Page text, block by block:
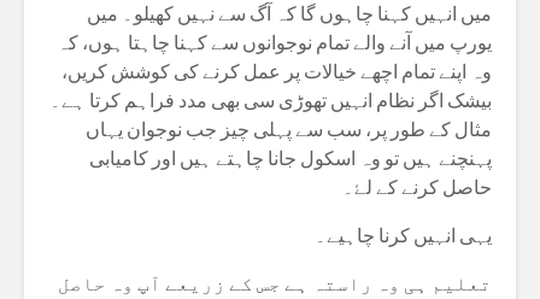
میں انہیں کہنا چاہوں گا کہ آگ سے نہیں کھیلو۔ میں
یورپ میں آنے والے تمام نوجوانوں سے کہنا چاہتا ہوں، کہ
وہ اپنے تمام اچھے خیالات پر عمل کرنے کی کوشش کریں،
بیشک اگر نظام انہیں تھوڑی سی بھی مدد فراہم کرتا ہے۔
مثال کے طور پر، سب سے پہلی چیز جب نوجوان یہاں
پہنچنے ہیں تو وہ اسکول جانا چاہتے ہیں اور کامیابی
حاصل کرنے کے لۓ۔
یہی انہیں کرنا چاہیے۔
تعلیم ہی وہ راستہ ہے جس کے زریعے آپ وہ حاصل